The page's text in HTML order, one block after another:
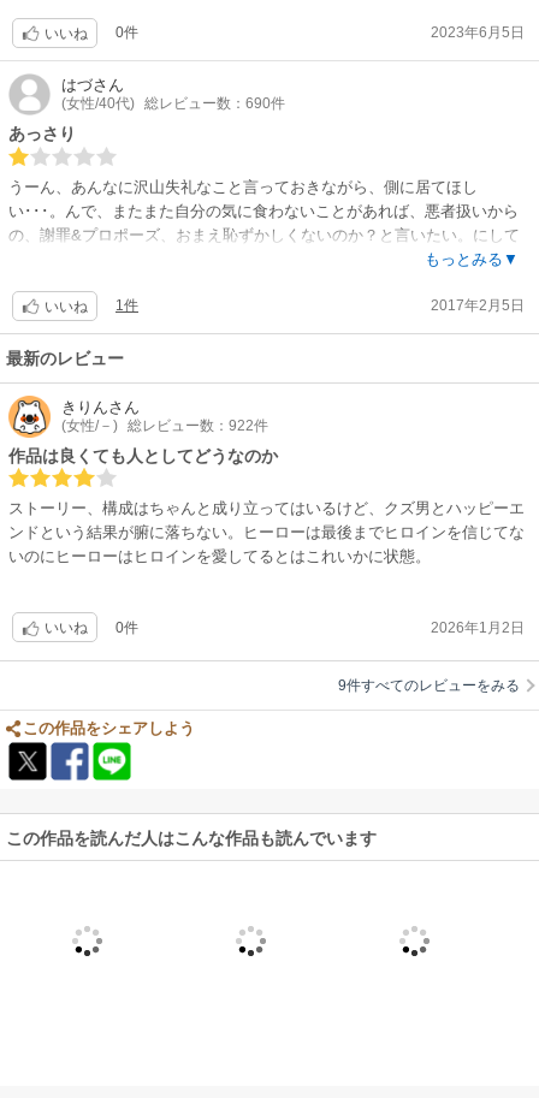
いいね 0件 2023年6月5日
はづさん
(女性/40代) 総レビュー数：690件
あっさり
うーん、あんなに沢山失礼なこと言っておきながら、側に居てほし
い･･･。んで、またまた自分の気に食わないことがあれば、悪者扱いから
の、謝罪&プロポーズ、おまえ恥ずかしくないのか？と言いたい。にして
も、かわいそうなヒロイン。お姉さんにも色々あったのよね、って言う。
わ。
もっとみる▼
いいね 1件 2017年2月5日
最新のレビュー
きりんさん
(女性/－) 総レビュー数：922件
作品は良くても人としてどうなのか
ストーリー、構成はちゃんと成り立ってはいるけど、クズ男とハッピーエ
ンドという結果が腑に落ちない。ヒーローは最後までヒロインを信じてな
いのにヒーローはヒロインを愛してるとはこれいかに状態。
いいね 0件 2026年1月2日
9件すべてのレビューをみる
この作品をシェアしよう
この作品を読んだ人はこんな作品も読んでいます